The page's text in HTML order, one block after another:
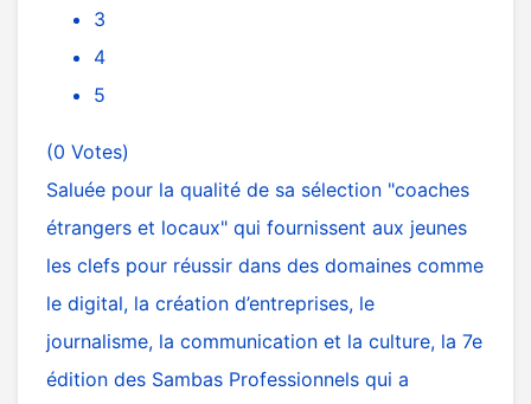
3
4
5
(0 Votes)
Saluée pour la qualité de sa sélection "coaches
étrangers et locaux" qui fournissent aux jeunes
les clefs pour réussir dans des domaines comme
le digital, la création d’entreprises, le
journalisme, la communication et la culture, la 7e
édition des Sambas Professionnels qui a